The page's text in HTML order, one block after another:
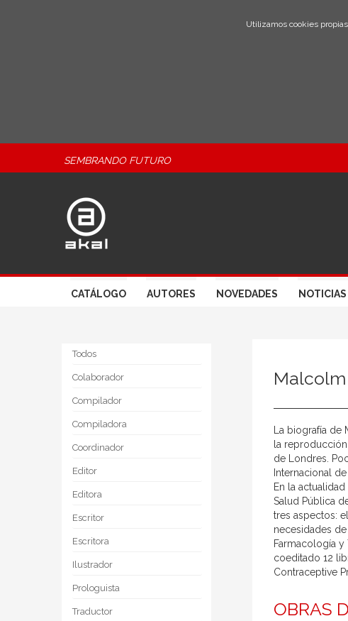
Utilizamos cookies
SEMBRANDO FUTURO
CATÁLOGO AUTORES NOVEDADES
Todos
Colaborador
Compilador
Compiladora
Coordinador
Editor
Editora
Escritor
Escritora
Ilustrador
Prologuista
Traductor
La biografía
la
de Londres.
Internacional
En la
Salud Pública
tres aspectos:
necesidades
Farmacología
coeditado 12
Contraceptive
OBRAS